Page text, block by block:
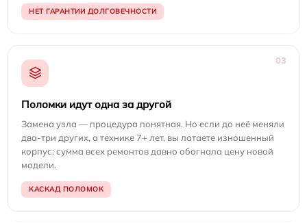
НЕТ ГАРАНТИИ ДОЛГОВЕЧНОСТИ
03
Поломки идут одна за другой
Замена узла — процедура понятная. Но если до неё меняли
два-три других, а технике 7+ лет, вы латаете изношенный
корпус: сумма всех ремонтов давно обогнала цену новой
модели.
КАСКАД ПОЛОМОК